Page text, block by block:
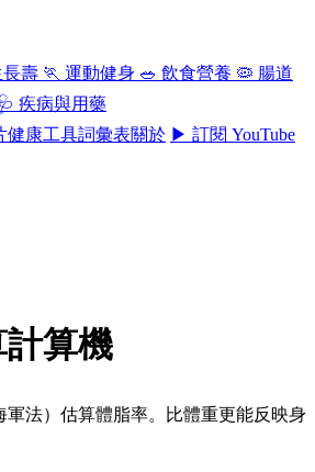
壽 🏃 運動健身 🥗 飲食營養 🦠 腸道
🩺 疾病與用藥
健康工具詞彙表關於 ▶ 訂閱 YouTube
算機
軍法）估算體脂率。比體重更能反映身